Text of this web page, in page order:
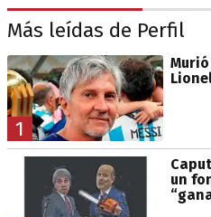
Más leídas de Perfil
1
un